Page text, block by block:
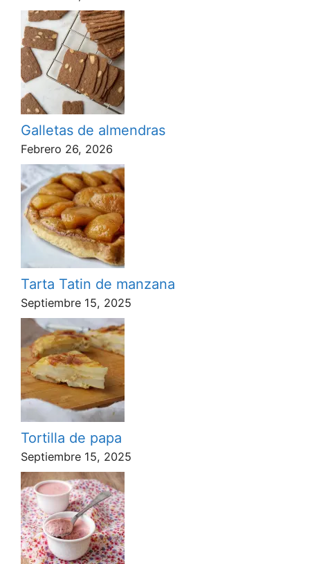
Galletas de almendras
Febrero 26, 2026
Tarta Tatin de manzana
Septiembre 15, 2025
Tortilla de papa
Septiembre 15, 2025